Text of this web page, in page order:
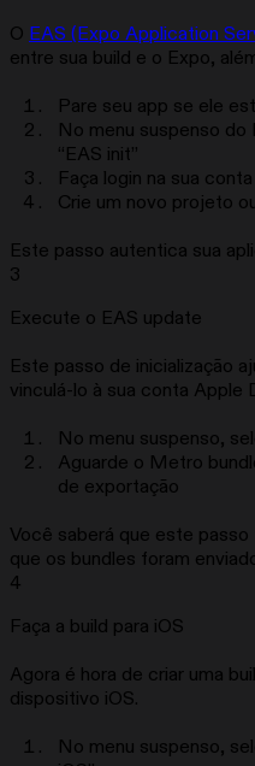
O EAS (Expo Application
entre sua build e o Expo,
Pare seu app se ele
No menu suspenso
“EAS init”
Faça login na sua
Crie um novo projeto
Este passo autentica sua
3
Execute o EAS update
Este passo de inicialização
vinculá-lo à sua conta Apple
No menu suspenso,
Aguarde o Metro
de exportação
Você saberá que este
que os bundles foram
4
Faça a build para iOS
Agora é hora de criar uma
dispositivo iOS.
No menu suspenso,